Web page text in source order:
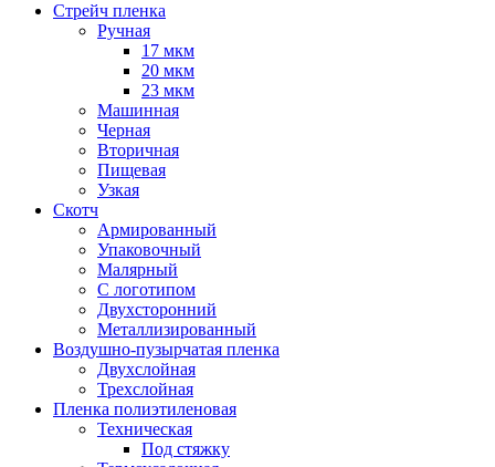
Стрейч пленка
Ручная
17 мкм
20 мкм
23 мкм
Машинная
Черная
Вторичная
Пищевая
Узкая
Скотч
Армированный
Упаковочный
Малярный
С логотипом
Двухсторонний
Металлизированный
Воздушно-пузырчатая пленка
Двухслойная
Трехслойная
Пленка полиэтиленовая
Техническая
Под стяжку